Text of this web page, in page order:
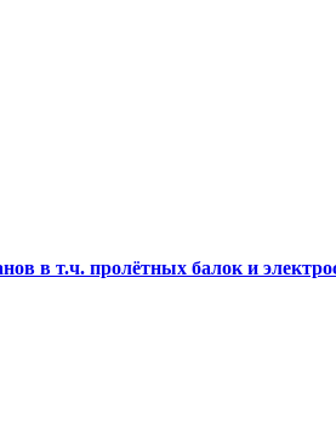
в т.ч. пролётных балок и